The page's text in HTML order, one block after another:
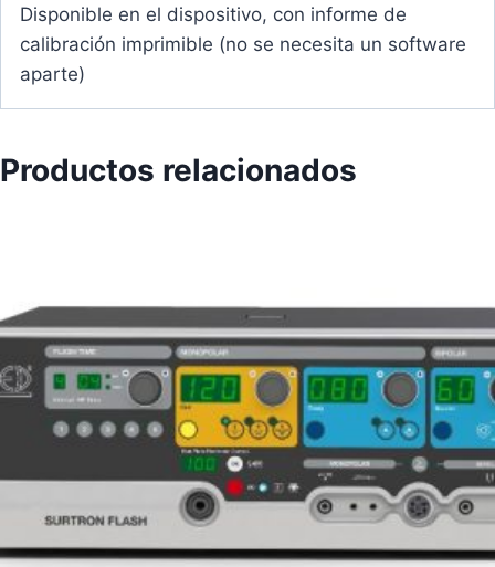
Disponible en el dispositivo, con informe de
calibración imprimible (no se necesita un software
aparte)
Productos relacionados